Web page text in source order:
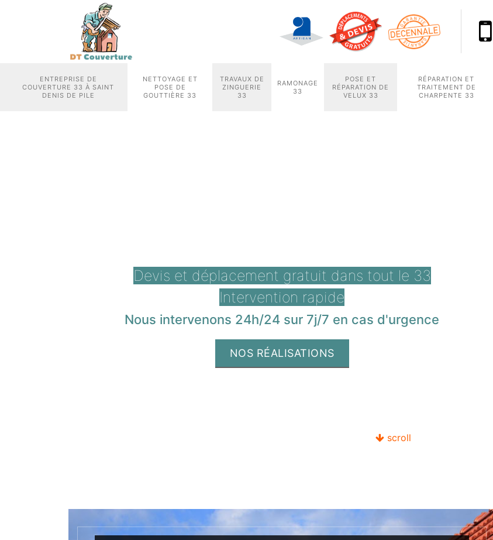
ENTREPRISE DE
COUVERTURE 33 À SAINT
DENIS DE PILE
NETTOYAGE ET
POSE DE
GOUTTIÈRE 33
TRAVAUX DE
ZINGUERIE
33
RAMONAGE
33
POSE ET
RÉPARATION DE
VELUX 33
RÉPARATION ET
TRAITEMENT DE
CHARPENTE 33
scroll
Devis et déplacement gratuit dans tout le 33
Intervention rapide
Nous intervenons 24h/24 sur 7j/7 en cas d'urgence
NOS RÉALISATIONS